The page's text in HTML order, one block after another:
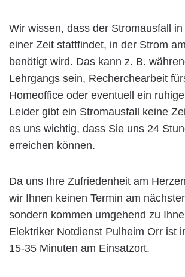
Wir wissen, dass der Stromausfall
einer Zeit stattfindet, in der Strom
benötigt wird. Das kann z. B.
Lehrgangs sein, Recherchearbeit
Homeoffice oder eventuell ein
Leider gibt ein Stromausfall keine
es uns wichtig, dass Sie uns 24
erreichen können.
Da uns Ihre Zufriedenheit am
wir Ihnen keinen Termin am
sondern kommen umgehend zu
Elektriker Notdienst Pulheim Orr ist
15-35 Minuten am Einsatzort.